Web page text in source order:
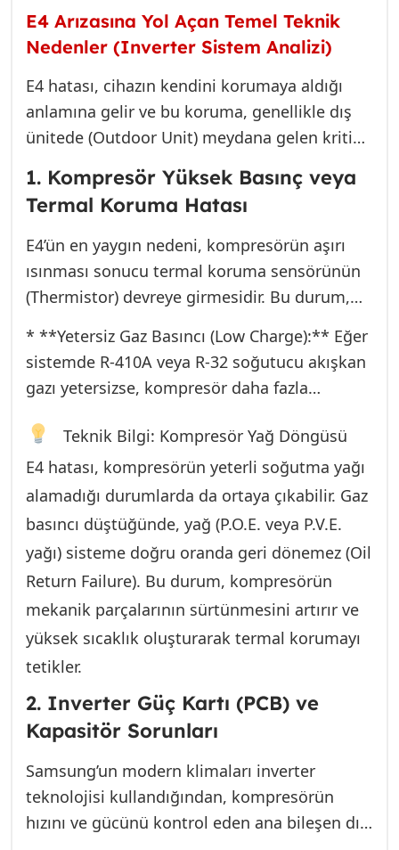
kapsamlı rehberi dikkatle okuyun. Doğru
teşhis, doğru tamirin ilk adımıdır. Bu nedenle,
detaylı bir giriş yapmalıyız.
hassas dengesine bağımlıdırlar. E4 arıza kodu,
kullanıcı kılavuzlarında genellikle “Kompresör
Aşırı Yük Koruması” veya “Inverter PCB
Koruma Hatası” olarak tanımlanır. Ancak
sahada çalışan bir teknisyen olarak, bu kodun
bağlı teknik sebep olduğunu kesinlikle
söyleyebilirim. Muratpaşa’nın yoğun sıcakları
ve şebeke voltajındaki olası dalgalanmalar, bu
arızanın tetiklenmesinde önemli rol oynar.
E4 Arızasına Yol Açan Temel Teknik
Nedenler (Inverter Sistem Analizi)
E4 hatası, cihazın kendini korumaya aldığı
anlamına gelir ve bu koruma, genellikle dış
ünitede (Outdoor Unit) meydana gelen kritik
bir durumdan kaynaklanır.
1. Kompresör Yüksek Basınç veya
Termal Koruma Hatası
E4’ün en yaygın nedeni, kompresörün aşırı
ısınması sonucu termal koruma sensörünün
(Thermistor) devreye girmesidir. Bu durum,
sistemdeki diğer aksaklıklardan da
kaynaklanabilir.
* **Yetersiz Gaz Basıncı (Low Charge):** Eğer
sistemde R-410A veya R-32 soğutucu akışkan
gazı yetersizse, kompresör daha fazla
gaz kaçağı küçük dahi olsa, bu durum kısa
sürede E4 hatasını tetikler.
* **Tıkanmış Dış Ünite Serpantinleri:**
Muratpaşa Yenigün bölgesinde sıkça görülen
toz, polen ve tuzlu hava kalıntıları, dış ünite
kondanser (serpantin) yüzeylerini tıkayabilir.
Bu tıkanıklık, ısı transferini engeller, sistem
basıncı anormal derecede yükselir ve
kompresör aşırı ısınarak E4 verir.
Teknik Bilgi: Kompresör Yağ Döngüsü
E4 hatası, kompresörün yeterli soğutma yağı
alamadığı durumlarda da ortaya çıkabilir. Gaz
basıncı düştüğünde, yağ (P.O.E. veya P.V.E.
yağı) sisteme doğru oranda geri dönemez (Oil
Return Failure). Bu durum, kompresörün
mekanik parçalarının sürtünmesini artırır ve
yüksek sıcaklık oluşturarak termal korumayı
tetikler.
2. Inverter Güç Kartı (PCB) ve
Kapasitör Sorunları
Samsung’un modern klimaları inverter
teknolojisi kullandığından, kompresörün
hızını ve gücünü kontrol eden ana bileşen dış